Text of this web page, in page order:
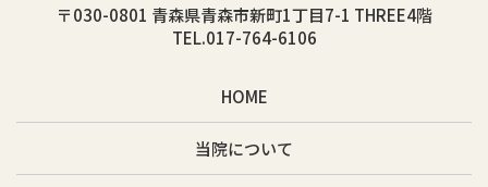
〒030-0801 青森県青森市新町1丁目7-1 THREE4階
TEL.017-764-6106
HOME
当院について